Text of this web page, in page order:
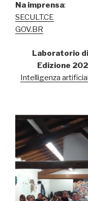
Na imprensa:
SECULT.CE
GOV.BR
Laboratorio
Edizione
Intelligenza